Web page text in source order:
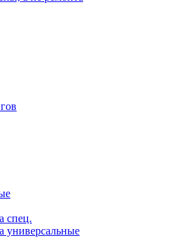
спец.
универсальные